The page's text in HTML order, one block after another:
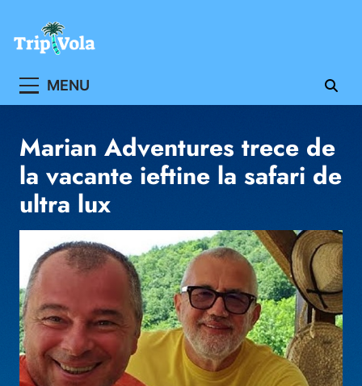
content
MENU
Marian Adventures trece de
la vacante ieftine la safari de
ultra lux